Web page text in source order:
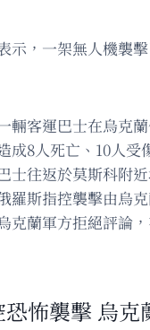
示，一架無人機襲
輛客運巴士在烏克
成8人死亡、10人受
士往返於莫斯科附
羅斯指控襲擊由烏
克蘭軍方拒絕評論
怖襲擊 烏克